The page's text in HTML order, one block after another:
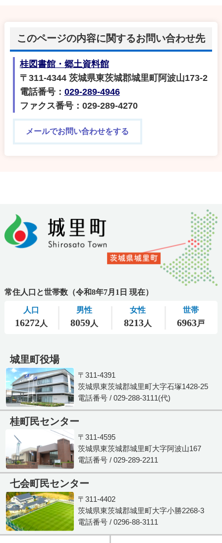
このページの内容に関するお問い合わせ先
桂図書館・郷土資料館
〒311-4344 茨城県東茨城郡城里町阿波山173-2
電話番号： 029-289-4946
ファクス番号：029-289-4270
メールでお問い合わせをする
城里町役場
〒311-4391
茨城県東茨城郡城里町大字石塚1428-25
電話番号 / 029-288-3111(代)
桂町民センター
〒311-4595
茨城県東茨城郡城里町大字阿波山167
電話番号 / 029-289-2211
七会町民センター
〒311-4402
茨城県東茨城郡城里町大字小勝2268-3
電話番号 / 0296-88-3111